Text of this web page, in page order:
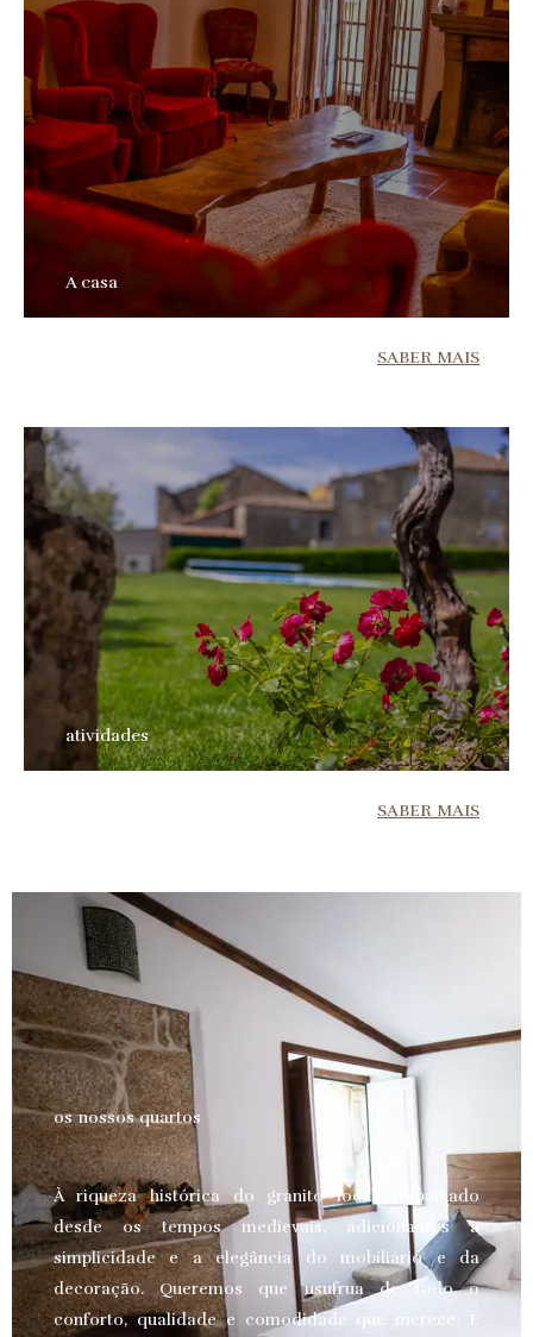
A casa
SABER MAIS
atividades
SABER MAIS
os nossos quartos
À riqueza histórica do granito local, trabalhado
desde os tempos medievais, adicionamos a
simplicidade e a elegância do mobiliário e da
decoração. Queremos que usufrua de todo o
conforto, qualidade e comodidade que merece.
E